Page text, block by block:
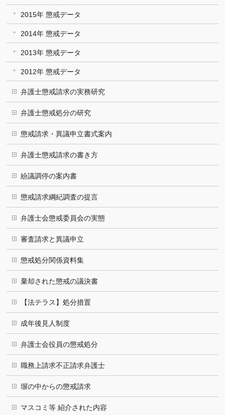
2015年 懲戒データ
2014年 懲戒データ
2013年 懲戒データ
2012年 懲戒データ
弁護士懲戒請求の実務研究
弁護士懲戒処分の研究
懲戒請求・異議申立書式案内
弁護士懲戒請求の書き方
紛議調停の案内書
懲戒請求綱紀調査の提言
弁護士会懲戒委員会の実態
審査請求と異議申立
懲戒処分関係資料集
棄却された懲戒の議決書
【法テラス】処分措置
成年後見人制度
弁護士会役員の懲戒処分
職務上請求不正請求弁護士
塀の中からの懲戒請求
マスコミ等 紹介された内容